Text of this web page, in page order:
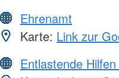
Ehrenamt
Karte: Link zur
Entlastende